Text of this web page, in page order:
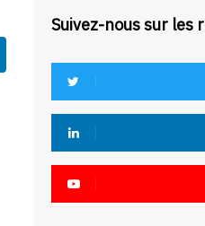
Suivez-nous sur les